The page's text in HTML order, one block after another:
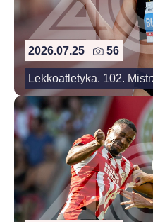
2026.07.25 56
Lekkoatletyka. 102.